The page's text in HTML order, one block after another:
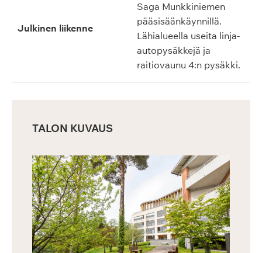
Julkinen liikenne
Saga Munkkiniemen
pääsisäänkäynnillä.
Lähialueella useita linja-
autopysäkkejä ja
raitiovaunu 4:n pysäkki.
TALON KUVAUS